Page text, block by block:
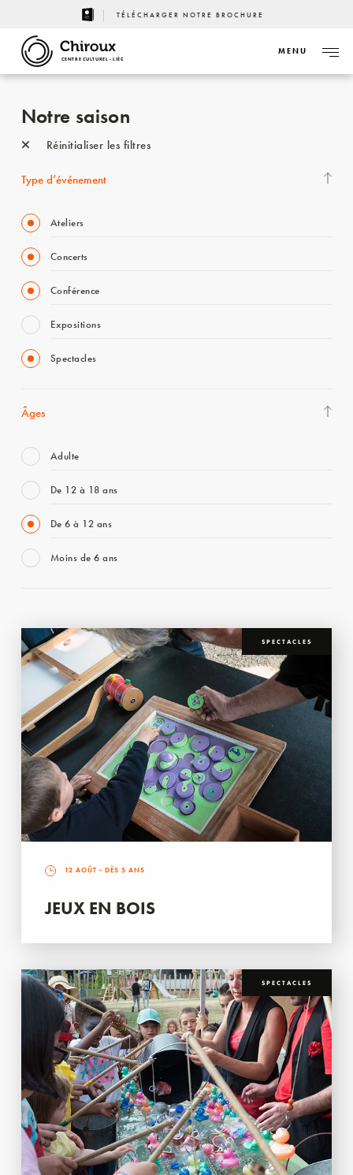
TÉLÉCHARGER NOTRE BROCHURE
CENTRE CULTUREL - LIÈGE
MENU
Notre saison
Réinitialiser les filtres
Type d’événement
Ateliers
Concerts
Conférence
Expositions
Spectacles
Âges
Adulte
De 12 à 18 ans
De 6 à 12 ans
Moins de 6 ans
SPECTACLES
12 AOÛT - DÈS 5 ANS
JEUX EN BOIS
SPECTACLES